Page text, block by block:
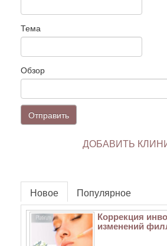
Тема
Обзор
Отправить
ДОБАВИТЬ
Новое Популярное
Коррекция
изменений